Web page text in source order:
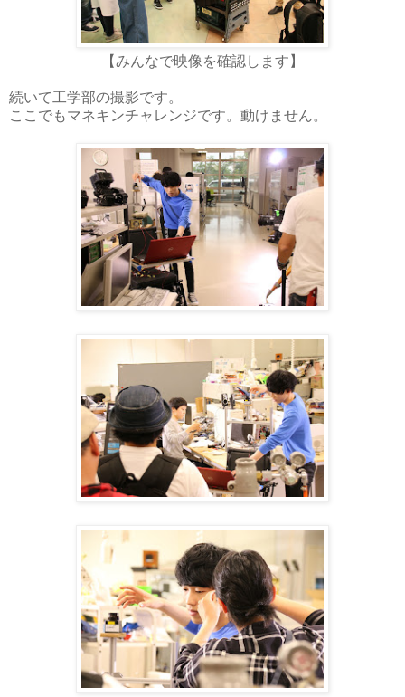
【みんなで映像を確認します】
続いて工学部の撮影です。
ここでもマネキンチャレンジです。動けません。